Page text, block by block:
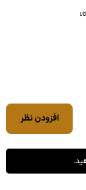
افزودن نظر